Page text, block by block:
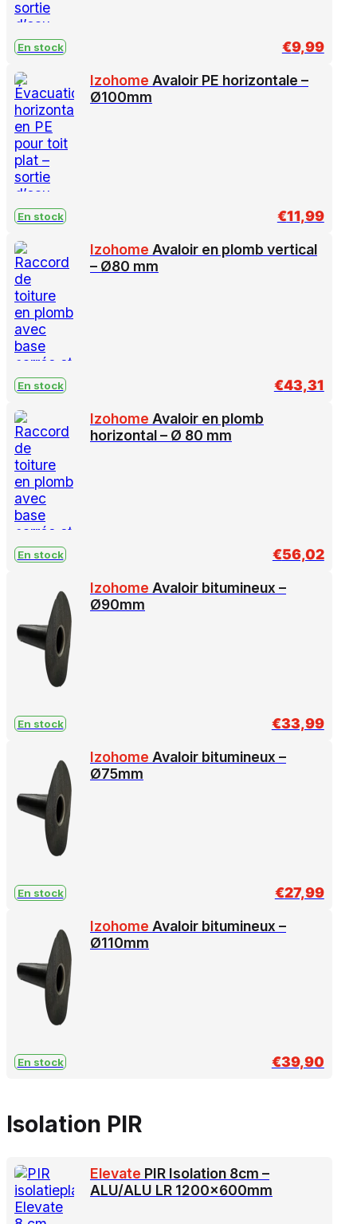
En stock €9,99
Izohome Avaloir PE horizontale –
Ø100mm
En stock €11,99
Izohome Avaloir en plomb vertical
– Ø80 mm
En stock €43,31
Izohome Avaloir en plomb
horizontal – Ø 80 mm
En stock €56,02
Izohome Avaloir bitumineux –
Ø90mm
En stock €33,99
Izohome Avaloir bitumineux –
Ø75mm
En stock €27,99
Izohome Avaloir bitumineux –
Ø110mm
En stock €39,90
Isolation PIR
Elevate PIR Isolation 8cm –
ALU/ALU LR 1200x600mm